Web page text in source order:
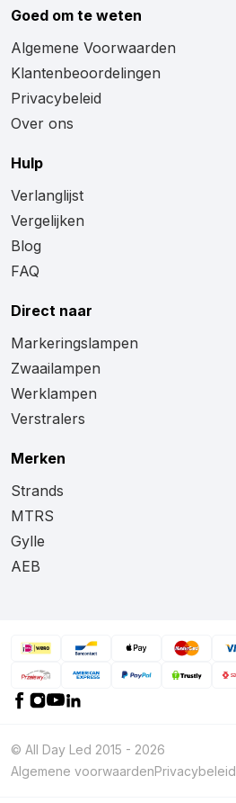
Goed om te weten
Algemene Voorwaarden
Klantenbeoordelingen
Privacybeleid
Over ons
Hulp
Verlanglijst
Vergelijken
Blog
FAQ
Direct naar
Markeringslampen
Zwaailampen
Werklampen
Verstralers
Merken
Strands
MTRS
Gylle
AEB
© All Day Led 2015 - 2026
Algemene voorwaardenPrivacybeleid